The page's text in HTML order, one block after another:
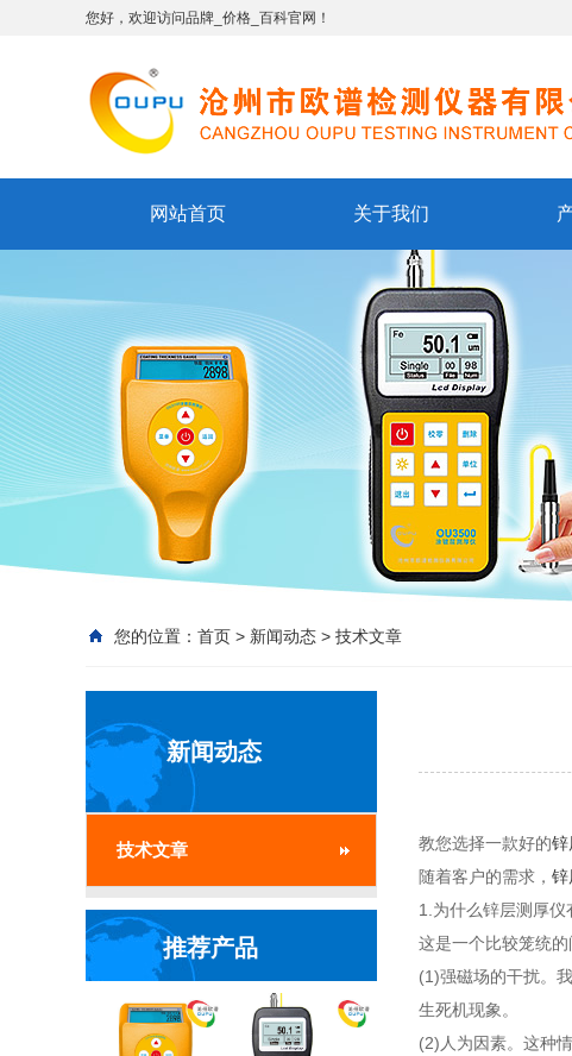
您好，欢迎访问品牌_价格_百科官网！
网站首页 关于我们
您的位置： 首页 > 新闻动态 > 技术文章
新闻动态
技术文章
推荐产品
教您选择一款好的锌
随着客户的需求， 锌
1.为什么锌层测厚
这是一个比较笼统
(1)强磁场的干扰。
生死机现象。
(2)人为因素。这种